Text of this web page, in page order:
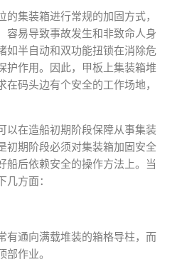
集装箱进行常规的加固方式，
容易导致事故发生和非致命人身
如半自动和双功能扭锁在消除危
护作用。因此，甲板上集装箱堆
码头边有个安全的工作场地，
以在造船初期阶段保障从事集装
初期阶段必须对集装箱加固安全
船后依赖安全的操作方法上。当
方面：
有通向满载堆装的箱格导柱，而
部作业。